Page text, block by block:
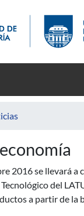
2016 se llevará a
del
a partir de la